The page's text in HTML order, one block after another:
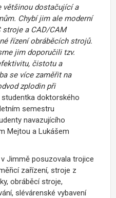
většinou dostačující a
Chybí jim ale moderní
stroje a CAD/CAM
řízení obráběcích strojů.
jim doporučili tzv.
čistotu a
se více zaměřit na
zplodin při
doktorského
semestru
navazujícího
Mejtou a Lukášem
Jimmě posuzovala trojice
zařízení, stroje z
obráběcí stroje,
slévárenské vybavení